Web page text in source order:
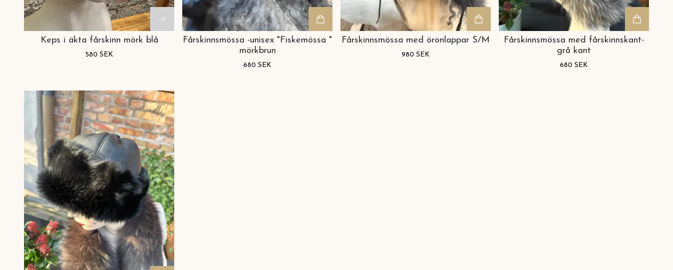
Keps i äkta fårskinn mörk blå
580 SEK
Fårskinnsmössa -unisex "Fiskemössa "
mörkbrun
680 SEK
Fårskinnsmössa med öronlappar S/M
980 SEK
Fårskinnsmössa med fårskinnskant-
grå kant
680 SEK